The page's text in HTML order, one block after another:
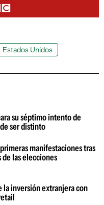
Estados Unidos
su séptimo intento de
ser distinto
manifestaciones tras
de las elecciones
la inversión extranjera con